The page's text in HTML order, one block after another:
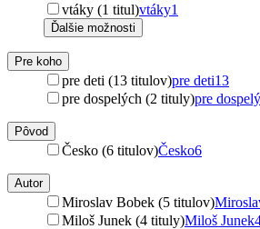
vtáky (1 titul)vtáky1
Ďalšie možnosti
Pre koho
pre deti (13 titulov)pre deti13
pre dospelých (2 tituly)pre
Pôvod
Česko (6 titulov)Česko6
Autor
Miroslav Bobek (5 titulov)
Miloš Junek (4 tituly)Miloš Junek